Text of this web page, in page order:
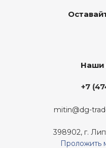
Наши
+7
mitin@dg-
398902, г.
Проложить